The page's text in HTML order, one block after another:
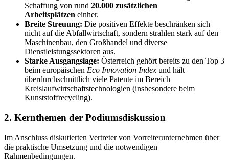
Schaffung von rund 20.000 zusätzlichen
Arbeitsplätzen einher.
Breite Streuung: Die positiven Effekte beschränken sich
nicht auf die Abfallwirtschaft, sondern strahlen stark auf den
Maschinenbau, den Großhandel und diverse
Dienstleistungssektoren aus.
Starke Ausgangslage: Österreich gehört bereits zu den Top 3
beim europäischen Eco Innovation Index und hält
überdurchschnittlich viele Patente im Bereich
Kreislaufwirtschaftstechnologien (insbesondere beim
Kunststoffrecycling).
2. Kernthemen der Podiumsdiskussion
Im Anschluss diskutierten Vertreter von Vorreiterunternehmen über
die praktische Umsetzung und die notwendigen
Rahmenbedingungen.